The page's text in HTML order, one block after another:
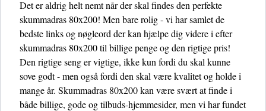
Det er aldrig helt nemt når der skal findes den perfekte
skummadras 80x200! Men bare rolig - vi har samlet de
bedste links og nøgleord der kan hjælpe dig videre i efter
skummadras 80x200 til billige penge og den rigtige pris!
Den rigtige seng er vigtige, ikke kun fordi du skal kunne
sove godt - men også fordi den skal være kvalitet og holde i
mange år. Skummadras 80x200 kan være svært at finde i
både billige, gode og tilbuds-hjemmesider, men vi har fundet